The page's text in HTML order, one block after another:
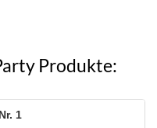
Produkte:
1